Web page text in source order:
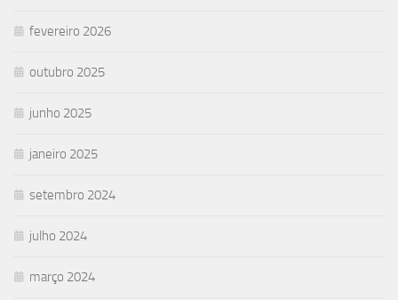
fevereiro 2026
outubro 2025
junho 2025
janeiro 2025
setembro 2024
julho 2024
março 2024